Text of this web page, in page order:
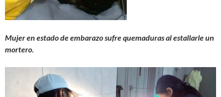
Mujer en estado de embarazo sufre quemaduras al estallarle un
mortero.